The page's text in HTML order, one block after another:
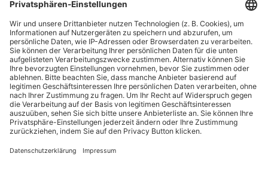
“Pferdebetrieb” ist eine Publikation der Sparte "Tier-Zeitschriften" der
Arbeitskreis Pferd